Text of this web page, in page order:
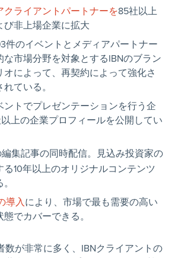
クライアントパートナーを85社以上
び非上場企業に拡大
件のイベントとメディアパートナー
な市場分野を対象とするIBNのブラン
オによって、再契約によって強化さ
ている。
ントでプレゼンテーションを行う企
上の企業プロフィールを公開してい
集記事の同時配信。見込み投資家の
る10年以上のオリジナルコンテンツ
導入により、市場で最も需要の高い
でカバーできる。
数が非常に多く、IBNクライアントの